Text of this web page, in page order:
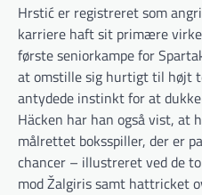
Hrstić er registreret som
karriere haft sit primære
første seniorkampe for
at omstille sig hurtigt til højt
antydede instinkt for at
Häcken har han også vist, at
målrettet boksspiller, der er
chancer – illustreret ved de
mod Žalgiris samt hattricket